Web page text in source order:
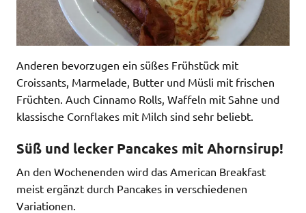
Anderen bevorzugen ein süßes Frühstück mit
Croissants, Marmelade, Butter und Müsli mit frischen
Früchten. Auch Cinnamo Rolls, Waffeln mit Sahne und
klassische Cornflakes mit Milch sind sehr beliebt.
Süß und lecker Pancakes mit Ahornsirup!
An den Wochenenden wird das American Breakfast
meist ergänzt durch Pancakes in verschiedenen
Variationen.